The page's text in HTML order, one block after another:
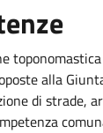
alla
di strade,